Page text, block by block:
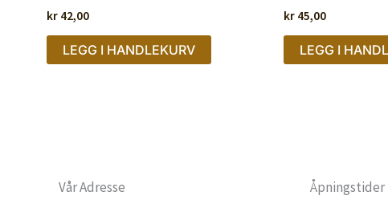
kr 42,00
LEGG I HANDLEKURV
kr 45,00
LEGG I
Vår Adresse Åpningstider